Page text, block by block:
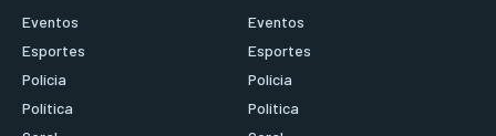
Eventos
Esportes
Polícia
Política
Eventos
Esportes
Polícia
Política